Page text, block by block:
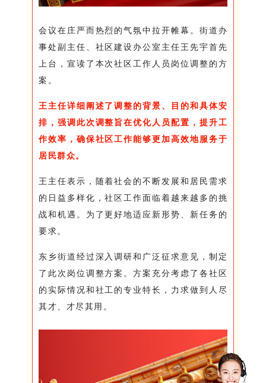
会议在庄严而热烈的气氛中拉开帷幕。街道办
事处副主任、社区建设办公室主任王先宇首先
上台，宣读了本次社区工作人员岗位调整的方
案。
王主任详细阐述了调整的背景、目的和具体安
排，强调此次调整旨在优化人员配置，提升工
作效率，确保社区工作能够更加高效地服务于
居民群众。
王主任表示，随着社会的不断发展和居民需求
的日益多样化，社区工作面临着越来越多的挑
战和机遇。为了更好地适应新形势、新任务的
要求。
东乡街道经过深入调研和广泛征求意见，制定
了此次岗位调整方案。方案充分考虑了各社区
的实际情况和社工的专业特长，力求做到人尽
其才、才尽其用。